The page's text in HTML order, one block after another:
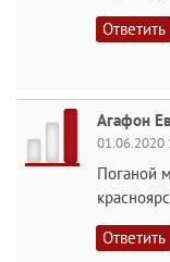
Ответить
Агафон
01.06.2020
Поганой
Ответить